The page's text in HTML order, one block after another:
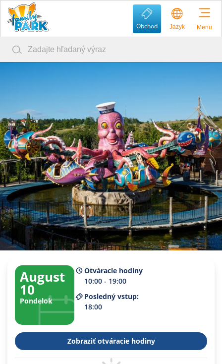
Obchod Jazyk Menu
August
10
Pondelok
Otváracie hodiny
10:00 - 19:00
Posledný vstup:
18:00
Zobraziť otváracie hodiny